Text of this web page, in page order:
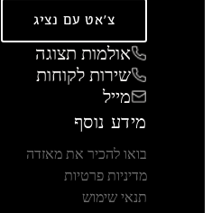
צ'אט עם נציג
אולמות תצוגה
שירות לקוחות
מייל
מידע נוסף
בואו להכיר את מאזדה
מדיניות פרטיות
תנאי שימוש